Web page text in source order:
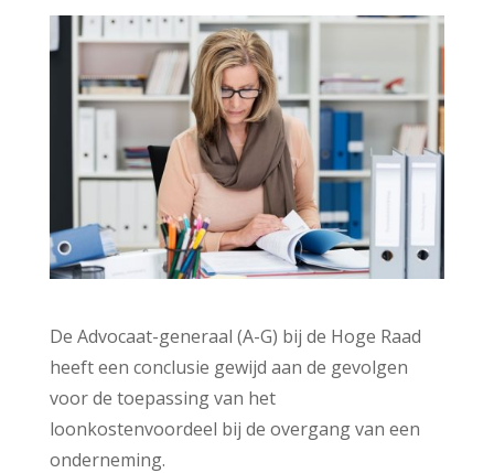
De Advocaat-generaal (A-G) bij de Hoge Raad
heeft een conclusie gewijd aan de gevolgen
voor de toepassing van het
loonkostenvoordeel bij de overgang van een
onderneming.